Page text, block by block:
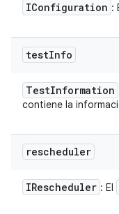
IConfiguration :
testInfo
TestInformation
contiene la
rescheduler
IRescheduler : El